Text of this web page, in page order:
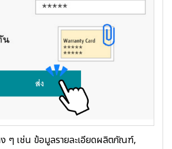
ๆ เช่น ข้อมูลรายละเอียดผลิตภัณฑ์,